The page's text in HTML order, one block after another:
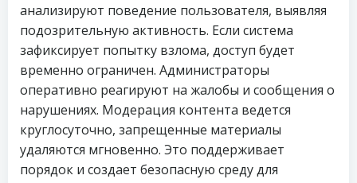
анализируют поведение пользователя, выявляя
подозрительную активность. Если система
зафиксирует попытку взлома, доступ будет
временно ограничен. Администраторы
оперативно реагируют на жалобы и сообщения о
нарушениях. Модерация контента ведется
круглосуточно, запрещенные материалы
удаляются мгновенно. Это поддерживает
порядок и создает безопасную среду для